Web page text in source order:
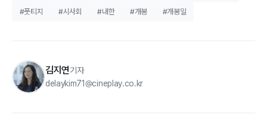
#풋티지 #시사회 #내한 #개봉 #개봉일
김지연기자
delaykim71@cineplay.co.kr